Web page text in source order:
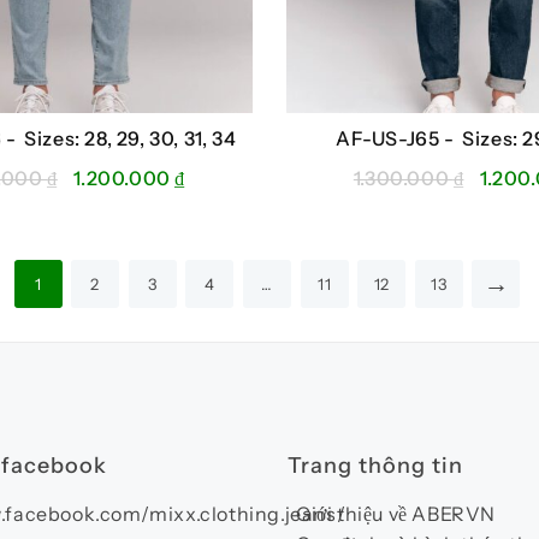
-Sizes: 28, 29, 30, 31, 34
₫
Giá
1.200.000₫
1.200.000 ₫.
AF-US-J65 -Sizes:
1.300.000₫
Giá
1 2 3 4 … 11 12 13 →
mixx.clothing.jeans/
Trang thông tin
Giới thiệu về ABERVN